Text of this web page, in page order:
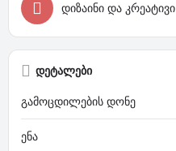
დიზაინი და კრეატივი
დეტალები
გამოცდილების დონე
ენა